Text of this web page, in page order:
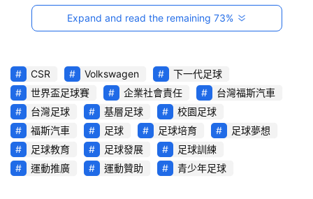
跨
界
玩
C
A
R
綜
Football Park）完成全面升級，以更安全舒適的專業場
域支持全年訓練與賽事需求，持續為台灣足球發展扎根。
Expand and read the remaining 73%
CSR Volkswagen
下一代足球
世界盃足球賽
企業社會責任
台灣福斯汽車
台灣足球
基層足球
校園足球
福斯汽車
足球 足球培育
足球夢想
足球教育
足球發展
足球訓練
運動推廣
運動贊助 青少年足球